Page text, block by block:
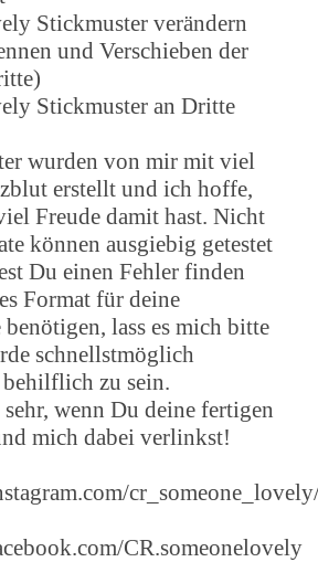
Stickmuster verändern
und Verschieben der
Stickmuster an Dritte
wurden von mir mit viel
erstellt und ich hoffe,
Freude damit hast. Nicht
können ausgiebig getestet
Du einen Fehler finden
Format für deine
lass es mich bitte
schnellstmöglich
zu sein.
wenn Du deine fertigen
mich dabei verlinkst!
CR.someonelovely